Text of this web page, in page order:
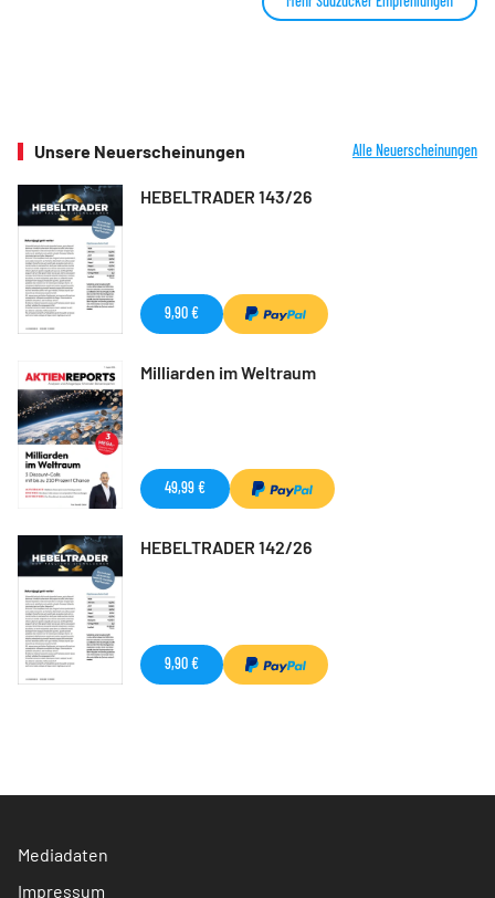
Unsere Neuerscheinungen Alle Neuerscheinungen
HEBELTRADER 143/26
9,90 €
Milliarden im Weltraum
49,99 €
HEBELTRADER 142/26
9,90 €
Mediadaten
Impressum